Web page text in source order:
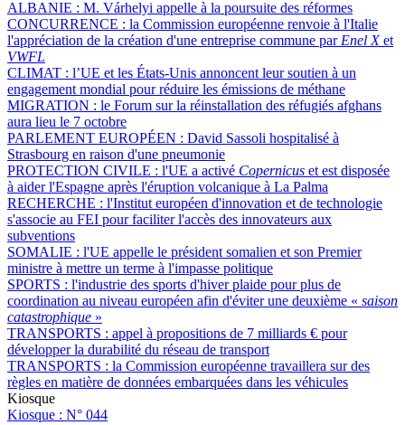
ALBANIE : M. Várhelyi appelle à la poursuite des réformes
CONCURRENCE : la Commission européenne renvoie à l'Italie
l'appréciation de la création d'une entreprise commune par Enel Xet
VWFL
CLIMAT : l’UE et les États-Unis annoncent leur soutien à un
engagement mondial pour réduire les émissions de méthane
MIGRATION : le Forum sur la réinstallation des réfugiés afghans
aura lieu le 7 octobre
PARLEMENT EUROPÉEN : David Sassoli hospitalisé à
Strasbourg en raison d'une pneumonie
PROTECTION CIVILE : l'UE a activé Copernicus et est disposée
à aider l'Espagne après l'éruption volcanique à La Palma
RECHERCHE : l'Institut européen d'innovation et de technologie
s'associe au FEI pour faciliter l'accès des innovateurs aux
subventions
SOMALIE : l'UE appelle le président somalien et son Premier
ministre à mettre un terme à l'impasse politique
SPORTS : l'industrie des sports d'hiver plaide pour plus de
coordination au niveau européen afin d'éviter une deuxième « saison
catastrophique »
TRANSPORTS : appel à propositions de 7 milliards € pour
développer la durabilité du réseau de transport
TRANSPORTS : la Commission européenne travaillera sur des
règles en matière de données embarquées dans les véhicules
Kiosque
Kiosque : N° 044